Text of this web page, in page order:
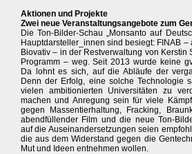
Aktionen und Projekte
Zwei neue Veranstaltungsangebote zum
Die Ton-Bilder-Schau „Monsanto auf
Hauptdarsteller_innen sind besiegt: FINAB –
Biovativ – in der Restverwaltung von Kerstin
Programm – weg. Seit 2013 wurde keine
Da lohnt es sich, auf die Abläufe der
Denn der Erfolg, eine solche Technologie
vielen ambitionierten Universitäten zu
machen und Anregung sein für viele
gegen Massentierhaltung, Fracking,
abendfüllender Film und die neue Ton-
auf die Auseinandersetzungen seien
die aus dem Widerstand gegen die
Mut und Ideen entnehmen wollen.